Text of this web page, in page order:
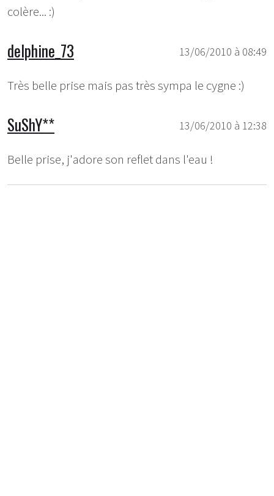
colère... :)
13/06/2010 à 08:49
delphine_73
Très belle prise mais pas très sympa le cygne :)
13/06/2010 à 12:38
SuShY**
Belle prise, j'adore son reflet dans l'eau !